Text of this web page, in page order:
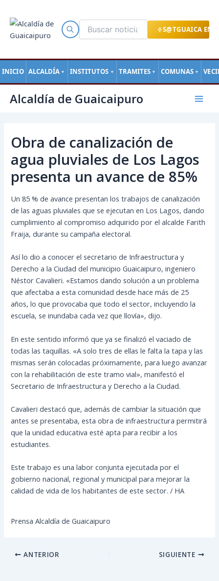
S@TGUAICA EN
INICIO ALCALDÍA ▼ INSTITUTOS ▼ TRAMITES ▼ COMUNAS ▼
contenido
Alcaldía de Guaicaipuro
Main
Obra de canalización de
agua pluviales de Los Lagos
presenta un avance de 85%
Un 85 % de avance presentan los trabajos de canalización
de las aguas pluviales que se ejecutan en Los Lagos, dando
cumplimiento al compromiso adquirido por el alcalde Farith
Fraija, durante su campaña electoral.
Así lo dio a conocer el secretario de Infraestructura y
Derecho a la Ciudad del municipio Guaicaipuro, ingeniero
Néstor Cavalieri. «Estamos dando solución a un problema
que afectaba a estacomunidad desde hace más de 25
años, lo que provocaba que todo el sector, incluyendo la
escuela, se inundaba cada vez que llovía», dijo.
En este sentido informó que ya se finalizó el vaciado de
todas las taquillas. «A solo tres de ellas le falta la tapa y las
mismas serán colocadas próximamente, para luego avanzar
con la rehabilitación de este tramo vial», manifestó el
Secretario de Infraestructura y Derecho a la Ciudad.
Cavalieri destacó que, además de cambiar la situación que
antes se presentaba, esta obra de infraestructura permitirá
que la unidad educativa esté apta para recibir a los
estudiantes.
Este trabajo es una labor conjunta ejecutada por el
gobierno nacional, regional y municipal para mejorar la
calidad de vida de los habitantes de este sector. / HA
Prensa Alcaldía de Guaicaipuro
de
ANTERIOR SIGUIENTE